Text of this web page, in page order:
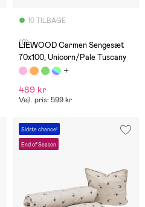
10 TILBAGE
(0)
LIEWOOD Carmen Sengesæt
70x100, Unicorn/Pale Tuscany
489 kr
Vejl. pris: 599 kr
Sidste chance!
End of Season